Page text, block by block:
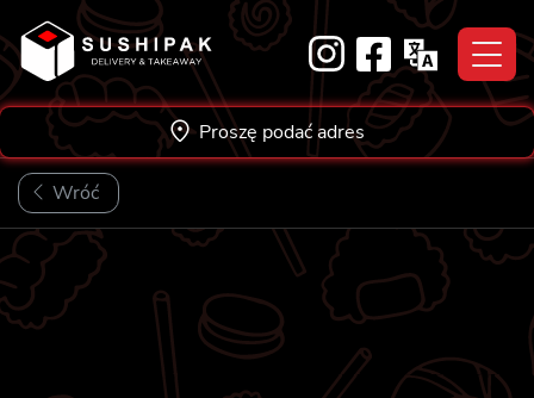
to
content
Proszę podać adres
Wróć